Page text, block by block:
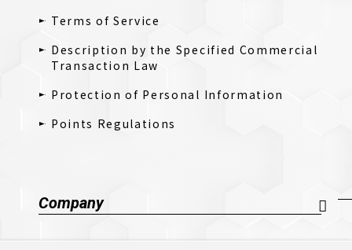
Terms of Service
Description by the Specified Commercial
Transaction Law
Protection of Personal Information
Points Regulations
Company
Company Profile